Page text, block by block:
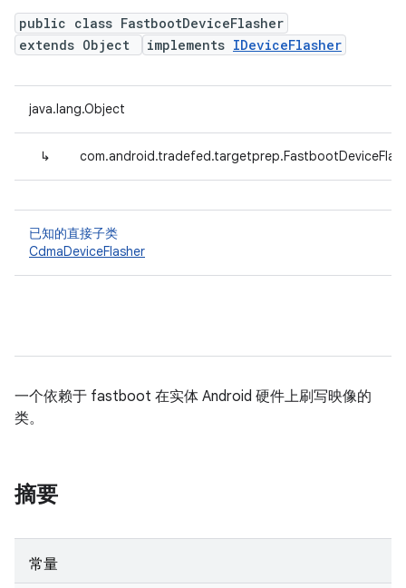
public class FastbootDeviceFlasher
extends Object
implements IDeviceFlasher
java.lang.Object
↳
已知的直接子类
CdmaDeviceFlasher
一个依赖于 fastboot 在实体 Android 硬件上刷写映像的
类。
摘要
常量